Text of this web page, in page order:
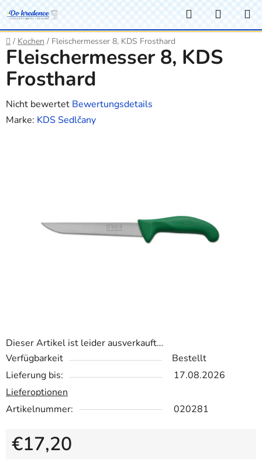
Zum
Inhalt
springen
Suchen
Startseite
/ Kochen / Fleischermesser 8, KDS Frosthard
Dieser Artikel ist leider ausverkauft…
Verfügbarkeit
Bestellt
Lieferung bis:
17.08.2026
Lieferoptionen
Artikelnummer:
020281
€17,20
Fleischermesser 8, KDS
Frosthard
Die
durchschnittliche
Nicht bewertet Bewertungsdetails
Marke: KDS Sedlčany